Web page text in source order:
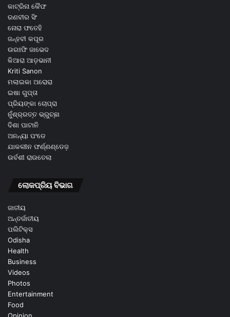
କାଟ୍ରିନା କୈଫ
ରଣବୀର ସିଂ
ନୋରା ଫତେହି
ଜନ୍ହବୀ କପୂର
ଉରଃଫି ଜାଭେଦ
କିଆରା ଆଡ଼ଭାନୀ
Kriti Sanon
ମଲାଇକା ଅରୋରା
ଇଷା ଗୁପ୍ତା
ପ୍ରିୟଙ୍କା ଚୋପ୍ରା
ନୁଁଶ୍ର୍ରତ୍ତ ଭ୍ରୁଚ୍ଛା
ଦିଶା ପାଟାନି
ଅନନ୍ୟା ପଂଡେ
ଯାକଲୀନ ଫର୍ଣ୍ଣଣ୍ଡେଜ଼
ଉର୍ବଶୀ ରାଉତେଲା
ଲୋକପ୍ରିୟ ବିଭାଗ
ଜାତୀୟ
ଅନ୍ତର୍ଜାତୀୟ
ପଲିଟିକ୍ସ
Odisha
Health
Business
Videos
Photos
Entertainment
Food
Opinion